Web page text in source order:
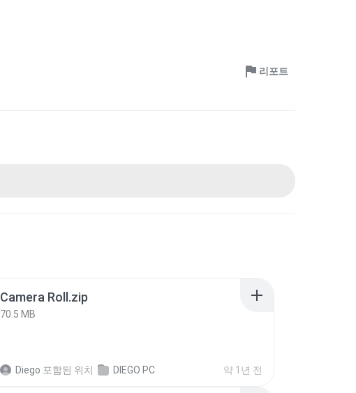
리포트
Camera Roll.zip
70.5 MB
Diego 포함된 위치 DIEGO PC 약 1년 전